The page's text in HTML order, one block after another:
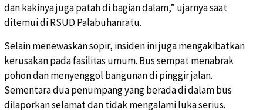
dan kakinya juga patah di bagian dalam,” ujarnya saat
ditemui di RSUD Palabuhanratu.
Selain menewaskan sopir, insiden ini juga mengakibatkan
kerusakan pada fasilitas umum. Bus sempat menabrak
pohon dan menyenggol bangunan di pinggir jalan.
Sementara dua penumpang yang berada di dalam bus
dilaporkan selamat dan tidak mengalami luka serius.